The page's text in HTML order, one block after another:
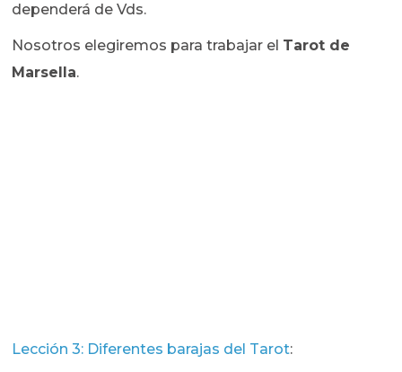
dependerá de Vds.
Nosotros elegiremos para trabajar el Tarot de
Marsella.
Lección 3: Diferentes barajas del Tarot: